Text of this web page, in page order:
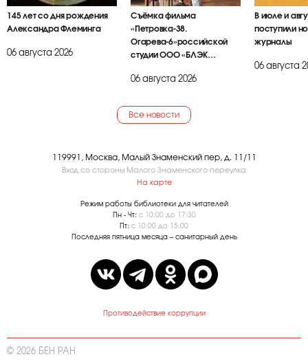
145 лет со дня рождения
Александра Флеминга
06 августа 2026
Съёмка фильма
«Петровка-38.
Огарева-6»российской
студии ООО «БЛЭК
06 августа 2026
В июле и
поступили
журналы
06 августа
Все новости
119991, Москва, Малый Знаменский пер, д. 11/11
Вход со стороны Малого Знаменского переулка
На карте
Режим работы библиотеки для читателей
Пн - Чт: с 10:00 до 17:30
Пт: с 10:00 до 15:00
Последняя пятница месяца – санитарный день
Противодействие коррупции
© 2026 БЕН РАН